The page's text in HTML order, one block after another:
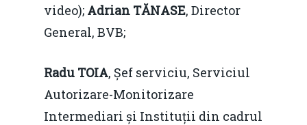
video); Adrian TĂNASE, Director
General, BVB;
Radu TOIA, Șef serviciu, Serviciul
Autorizare-Monitorizare
Intermediari și Instituții din cadrul